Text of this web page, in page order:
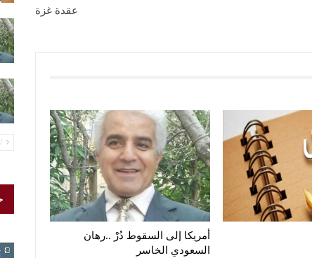
عقدة غزة
أمريكا إلى السقوط دُرْ ..رهان
السعودي الخاسر